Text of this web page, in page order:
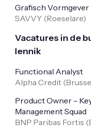
Grafisch Vormgever
SAVVY (Roeselare)
Vacatures in de
lennik
Functional Analyst
Alpha Credit (
Product Owner –
Management Squad
BNP Paribas Fortis (